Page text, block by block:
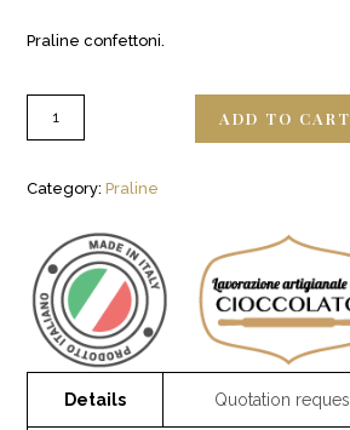
Praline confettoni.
ADD TO CART
Category:Praline